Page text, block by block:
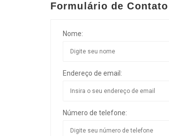
Formulário de Contato
Nome:
Endereço de email:
Número de telefone: